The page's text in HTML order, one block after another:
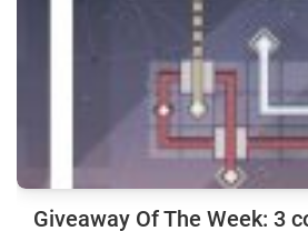
Giveaway Of The Week: 3